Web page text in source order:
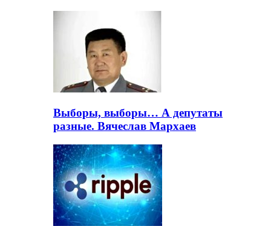
Выборы, выборы… А депутаты
разные. Вячеслав Мархаев